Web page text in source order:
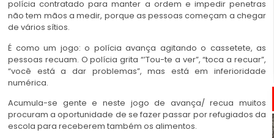
polícia contratado para manter a ordem e impedir penetras
não tem mãos a medir, porque as pessoas começam a chegar
de vários sítios.
É como um jogo: o polícia avança agitando o cassetete, as
pessoas recuam. O polícia grita “’Tou-te a ver”, “toca a recuar”,
“você está a dar problemas”, mas está em inferioridade
numérica.
Acumula-se gente e neste jogo de avança/ recua muitos
procuram a oportunidade de se fazer passar por refugiados da
escola para receberem também os alimentos.